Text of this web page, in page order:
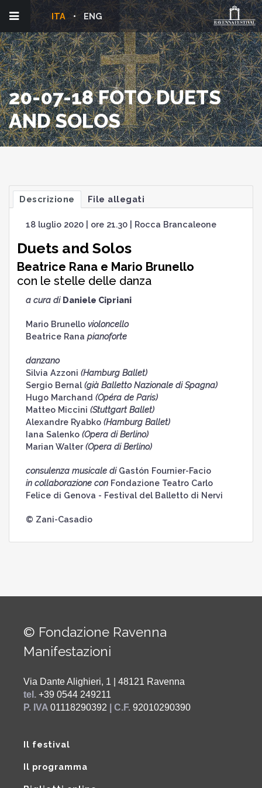
ENG
ITA
20-07-18 FOTO DUETS
AND SOLOS
Descrizione File allegati
18 luglio 2020 | ore 21.30 | Rocca Brancaleone
Duets and Solos
Beatrice Rana e Mario Brunello
con le stelle delle danza
a cura di Daniele Cipriani
Mario Brunello violoncello
Beatrice Rana pianoforte
danzano
Silvia Azzoni (Hamburg Ballet)
Sergio Bernal(già Balletto Nazionale di Spagna)
Hugo Marchand (Opéra de Paris)
Matteo Miccini (Stuttgart Ballet)
Alexandre Ryabko (Hamburg Ballet)
Iana Salenko (Opera di Berlino)
Marian Walter(Opera di Berlino)
consulenza musicale di Gastón Fournier-Facio
in collaborazione con Fondazione Teatro Carlo
Felice di Genova - Festival del Balletto di Nervi
© Zani-Casadio
© Fondazione Ravenna
Manifestazioni
Via Dante Alighieri, 1 | 48121 Ravenna
tel. +39 0544 249211
P. IVA 01118290392 | C.F. 92010290390
Il festival
Il programma